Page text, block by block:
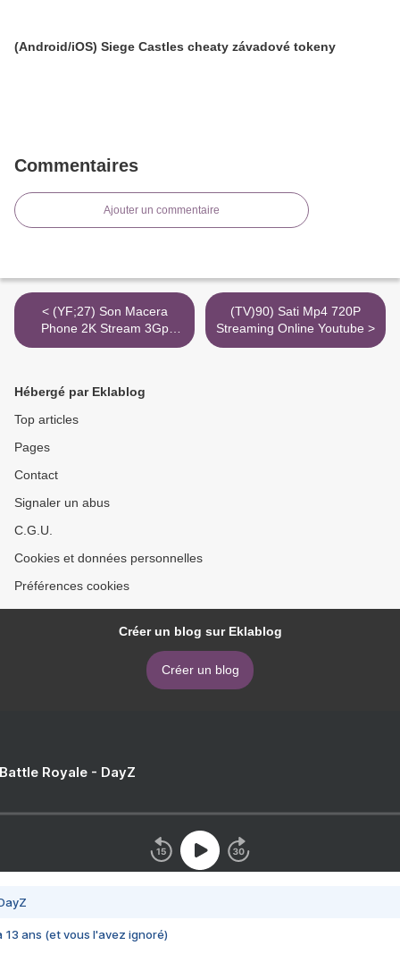
(Android/iOS) Siege Castles cheaty závadové tokeny
Commentaires
Ajouter un commentaire
< (YF;27) Son Macera
Phone 2K Stream 3Gp
Torrent
(TV)90) Sati Mp4 720P
Streaming Online Youtube >
Hébergé par Eklablog
Top articles
Pages
Contact
Signaler un abus
C.G.U.
Cookies et données personnelles
Préférences cookies
Créer un blog sur Eklablog
Créer un blog
Royale - DayZ
13 ans (et vous l'avez ignoré)